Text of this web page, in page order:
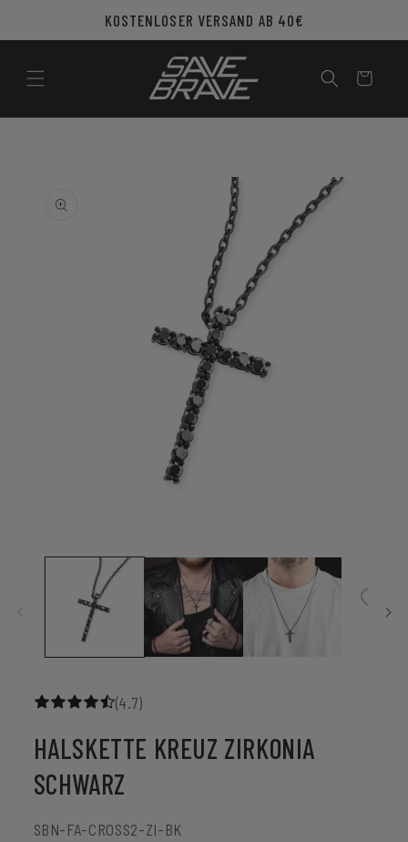
Inhalt
KOSTENLOSER VERSAND AB 40€
Warenkorb
(4.7)
HALSKETTE KREUZ ZIRKONIA
SCHWARZ
SKU:
SBN-FA-CROSS2-ZI-BK